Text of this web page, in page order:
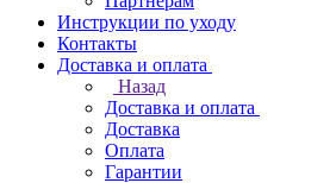
Инструкции по уходу
Контакты
Доставка и оплата
Назад
Доставка и оплата
Доставка
Оплата
Гарантии